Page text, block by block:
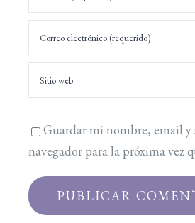
Guardar mi nombre, email y
navegador para la próxima vez